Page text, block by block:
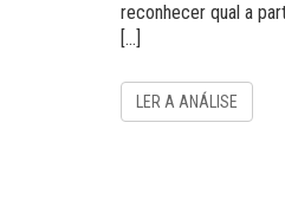
reconhecer qual a
[…]
LER A ANÁLISE